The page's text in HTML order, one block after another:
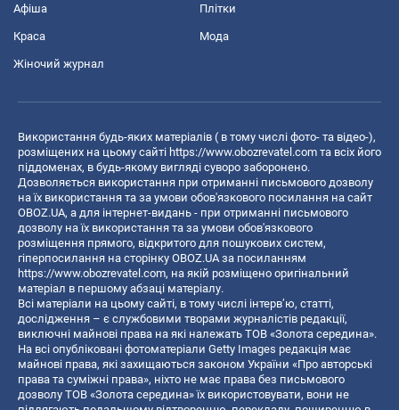
Афіша Плітки
Краса Мода
Жіночий журнал
Використання будь-яких матеріалів ( в тому числі фото- та відео-),
розміщених на цьому сайті https://www.obozrevatel.com та всіх його
піддоменах, в будь-якому вигляді суворо заборонено.
Дозволяється використання при отриманні письмового дозволу
на їх використання та за умови обов'язкового посилання на сайт
OBOZ.UA, а для інтернет-видань - при отриманні письмового
дозволу на їх використання та за умови обов'язкового
розміщення прямого, відкритого для пошукових систем,
гіперпосилання на сторінку OBOZ.UA за посиланням
https://www.obozrevatel.com, на якій розміщено оригінальний
матеріал в першому абзаці матеріалу.
Всі матеріали на цьому сайті, в тому числі інтерв’ю, статті,
дослідження – є службовими творами журналістів редакції,
виключні майнові права на які належать ТОВ «Золота середина».
На всі опубліковані фотоматеріали Getty Images редакція має
майнові права, які захищаються законом України «Про авторські
права та суміжні права», ніхто не має права без письмового
дозволу ТОВ «Золота середина» їх використовувати, вони не